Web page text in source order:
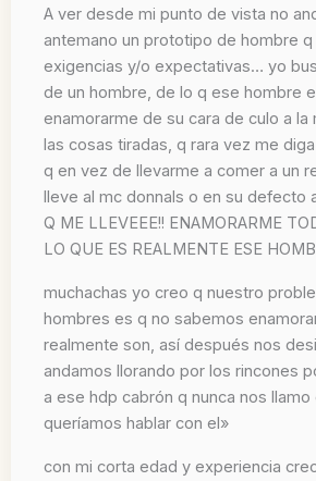
A ver desde mi punto de vista no
antemano un prototipo de hombre
exigencias y/o expectativas… yo
de un hombre, de lo q ese hombre
enamorarme de su cara de culo a la
las cosas tiradas, q rara vez me
q en vez de llevarme a comer a un
lleve al mc donnals o en su defecto
Q ME LLEVEEE!! ENAMORARME
LO QUE ES REALMENTE ESE
muchachas yo creo q nuestro
hombres es q no sabemos
realmente son, así después nos
andamos llorando por los rincones
a ese hdp cabrón q nunca nos llamo
queríamos hablar con el»
con mi corta edad y experiencia